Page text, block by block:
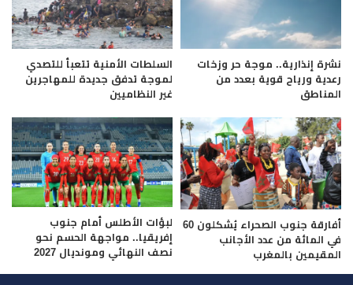
نشرة إنذارية.. موجة حر وزخات
رعدية ورياح قوية بعدد من
المناطق
السلطات الأمنية تتعبأ للتصدي
لموجة تدفق جديدة للمهاجرين
غير النظاميين
أفارقة جنوب الصحراء يُشكلون 60
في المائة من عدد الأجانب
المقيمين بالمغرب
لبؤات الأطلس أمام جنوب
إفريقيا.. مواجهة الحسم نحو
نصف النهائي ومونديال 2027